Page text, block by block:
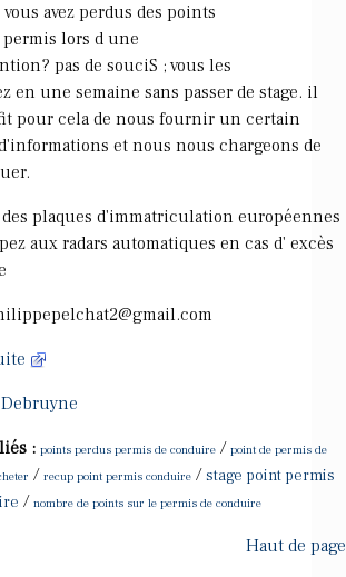
avez perdus des points
permis lors d une
pas de souciS ; vous les
en une semaine sans passer de stage. il
pour cela de nous fournir un certain
et nous nous chargeons de
plaques d'immatriculation européennes
aux radars automatiques en cas d' excès
Debruyne
: points perdus permis de conduire / point de permis de
/ recup point permis conduire /stage point permis
/ nombre de points sur le permis de conduire
Haut de page